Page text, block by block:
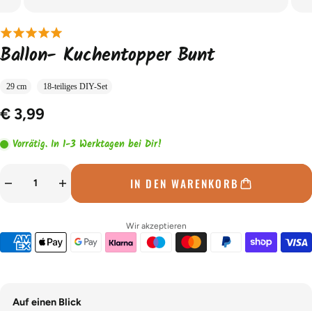
Ballon- Kuchentopper Bunt
29 cm 18-teiliges DIY-Set
€ 3,99
Vorrätig. In 1-3 Werktagen bei Dir!
IN DEN WARENKORB
Wir akzeptieren
Auf einen Blick